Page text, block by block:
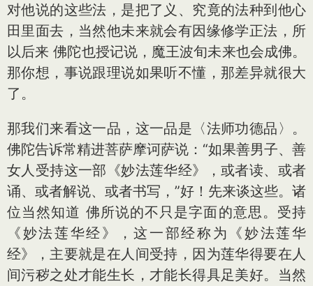
对他说的这些法，是把了义、究竟的法种到他心
田里面去，当然他未来就会有因缘修学正法，所
以后来 佛陀也授记说，魔王波旬未来也会成佛。
那你想，事说跟理说如果听不懂，那差异就很大
了。
那我们来看这一品，这一品是〈法师功德品〉。
佛陀告诉常精进菩萨摩诃萨说：“如果善男子、善
女人受持这一部《妙法莲华经》，或者读、或者
诵、或者解说、或者书写，”好！先来谈这些。诸
位当然知道 佛所说的不只是字面的意思。受持
《妙法莲华经》，这一部经称为《妙法莲华
经》，主要就是在人间受持，因为莲华得要在人
间污秽之处才能生长，才能长得具足美好。当然